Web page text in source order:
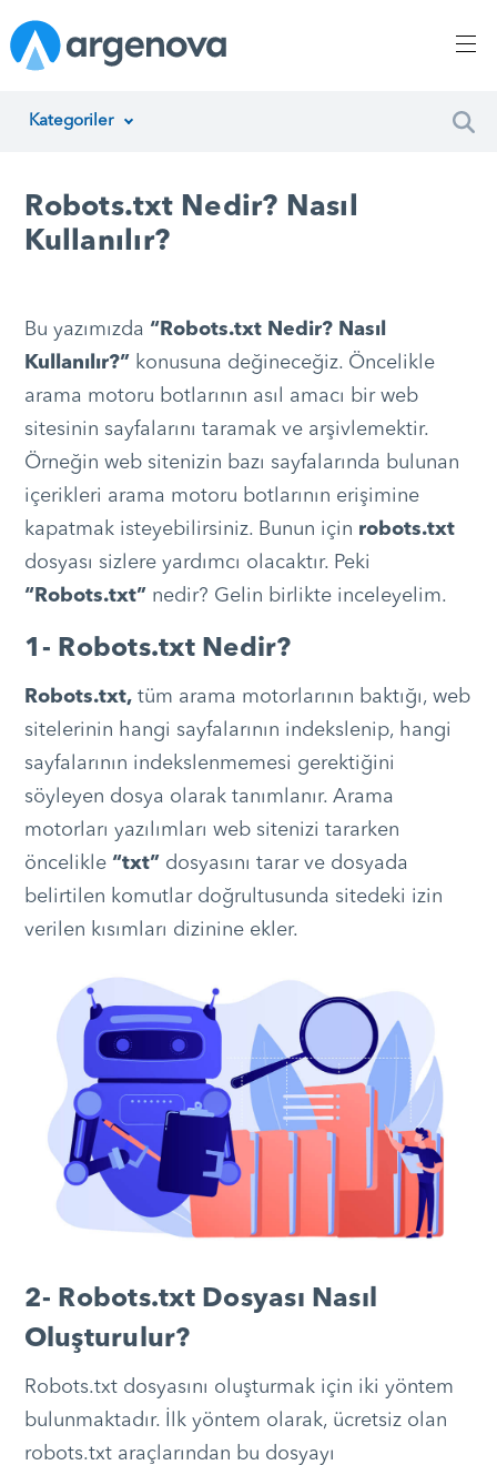
Kategoriler
Argenova
Girişimcilik
Müşteri Hizmetleri
Teknoloji
Robots.txt Nedir? Nasıl
Kullanılır?
Bu yazımızda “Robots.txt Nedir? Nasıl
Kullanılır?” konusuna değineceğiz. Öncelikle
arama motoru botlarının asıl amacı bir web
sitesinin sayfalarını taramak ve arşivlemektir.
Örneğin web sitenizin bazı sayfalarında bulunan
içerikleri arama motoru botlarının erişimine
kapatmak isteyebilirsiniz. Bunun için robots.txt
dosyası sizlere yardımcı olacaktır. Peki
“Robots.txt” nedir? Gelin birlikte inceleyelim.
1- Robots.txt Nedir?
Robots.txt,tüm arama motorlarının baktığı, web
sitelerinin hangi sayfalarının indekslenip, hangi
sayfalarının indekslenmemesi gerektiğini
söyleyen dosya olarak tanımlanır. Arama
motorları yazılımları web sitenizi tararken
öncelikle “txt” dosyasını tarar ve dosyada
belirtilen komutlar doğrultusunda sitedeki izin
verilen kısımları dizinine ekler.
2- Robots.txt Dosyası Nasıl
Oluşturulur?
Robots.txt dosyasını oluşturmak için iki yöntem
bulunmaktadır. İlk yöntem olarak, ücretsiz olan
robots.txt araçlarından bu dosyayı